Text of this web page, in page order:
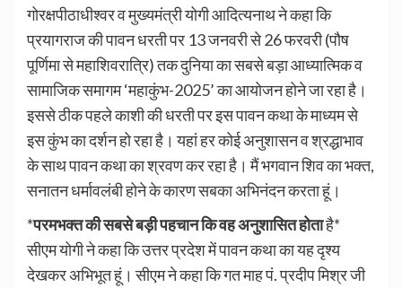
गोरक्षपीठाधीश्वर व मुख्यमंत्री योगी आदित्यनाथ ने कहा कि
प्रयागराज की पावन धरती पर 13 जनवरी से 26 फरवरी (पौष
पूर्णिमा से महाशिवरात्रि) तक दुनिया का सबसे बड़ा आध्यात्मिक व
सामाजिक समागम ‘महाकुंभ-2025’ का आयोजन होने जा रहा है।
इससे ठीक पहले काशी की धरती पर इस पावन कथा के माध्यम से
इस कुंभ का दर्शन हो रहा है। यहां हर कोई अनुशासन व श्रद्धाभाव
के साथ पावन कथा का श्रवण कर रहा है। मैं भगवान शिव का भक्त,
सनातन धर्मावलंबी होने के कारण सबका अभिनंदन करता हूं।
*परमभक्त की सबसे बड़ी पहचान कि वह अनुशासित होताहै*
सीएम योगी ने कहा कि उत्तर प्रदेश में पावन कथा का यह दृश्य
देखकर अभिभूत हूं। सीएम ने कहा कि गत माह पं. प्रदीप मिश्र जी